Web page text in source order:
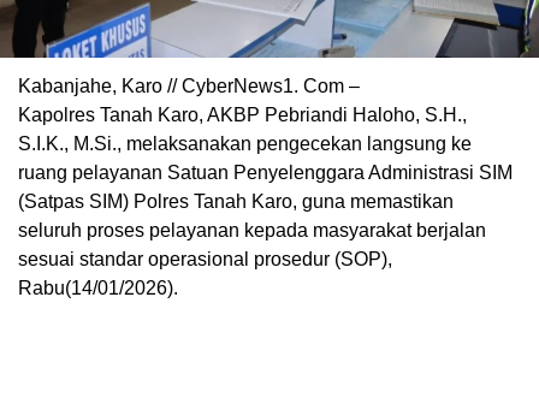
Kabanjahe, Karo // CyberNews1. Com –
Kapolres Tanah Karo, AKBP Pebriandi Haloho, S.H.,
S.I.K., M.Si., melaksanakan pengecekan langsung ke
ruang pelayanan Satuan Penyelenggara Administrasi SIM
(Satpas SIM) Polres Tanah Karo, guna memastikan
seluruh proses pelayanan kepada masyarakat berjalan
sesuai standar operasional prosedur (SOP),
Rabu(14/01/2026).